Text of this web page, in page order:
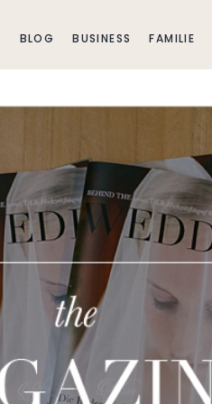
BLOG BUSINESS FAMILIE